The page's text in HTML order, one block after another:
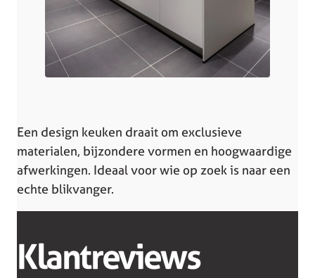
Een design keuken draait om exclusieve
materialen, bijzondere vormen en hoogwaardige
afwerkingen. Ideaal voor wie op zoek is naar een
echte blikvanger.
Klantreviews